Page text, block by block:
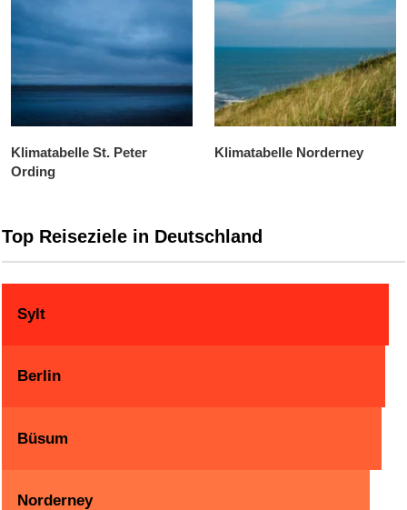
Klimatabelle St. Peter
Ording
Klimatabelle Norderney
Top Reiseziele in Deutschland
Sylt
Berlin
Büsum
Norderney